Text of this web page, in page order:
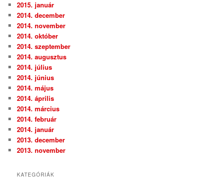
2015. január
2014. december
2014. november
2014. október
2014. szeptember
2014. augusztus
2014. július
2014. június
2014. május
2014. április
2014. március
2014. február
2014. január
2013. december
2013. november
KATEGÓRIÁK